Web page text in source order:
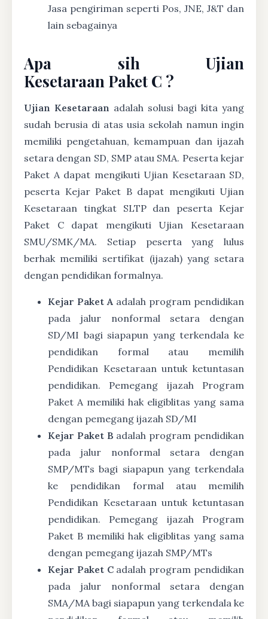
Jasa pengiriman seperti Pos, JNE, J&T dan
lain sebagainya
Apa sih Ujian
Kesetaraan Paket C ?
Ujian Kesetaraan adalah solusi bagi kita yang
sudah berusia di atas usia sekolah namun ingin
memiliki pengetahuan, kemampuan dan ijazah
setara dengan SD, SMP atau SMA. Peserta kejar
Paket A dapat mengikuti Ujian Kesetaraan SD,
peserta Kejar Paket B dapat mengikuti Ujian
Kesetaraan tingkat SLTP dan peserta Kejar
Paket C dapat mengikuti Ujian Kesetaraan
SMU/SMK/MA. Setiap peserta yang lulus
berhak memiliki sertifikat (ijazah) yang setara
dengan pendidikan formalnya.
Kejar Paket A adalah program pendidikan
pada jalur nonformal setara dengan
SD/MI bagi siapapun yang terkendala ke
pendidikan formal atau memilih
Pendidikan Kesetaraan untuk ketuntasan
pendidikan. Pemegang ijazah Program
Paket A memiliki hak eligiblitas yang sama
dengan pemegang ijazah SD/MI
Kejar Paket B adalah program pendidikan
pada jalur nonformal setara dengan
SMP/MTs bagi siapapun yang terkendala
ke pendidikan formal atau memilih
Pendidikan Kesetaraan untuk ketuntasan
pendidikan. Pemegang ijazah Program
Paket B memiliki hak eligiblitas yang sama
dengan pemegang ijazah SMP/MTs
Kejar Paket Cadalah program pendidikan
pada jalur nonformal setara dengan
SMA/MA bagi siapapun yang terkendala ke